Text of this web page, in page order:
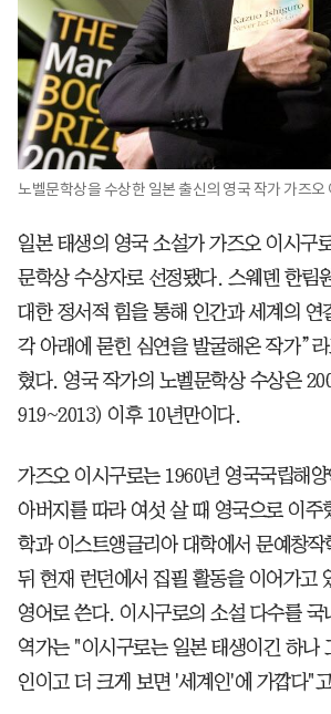
노벨문학상을 수상한 일본 출신의 영국 작가 가즈오
일본 태생의 영국 소설가 가즈오 이시구
문학상 수상자로 선정됐다. 스웨덴 한림
대한 정서적 힘을 통해 인간과 세계의 연
각 아래에 묻힌 심연을 발굴해온 작가”
혔다. 영국 작가의 노벨문학상 수상은
919~2013) 이후 10년만이다.
가즈오 이시구로는 1960년 영국국립해
아버지를 따라 여섯 살 때 영국으로 이주
학과 이스트앵글리아 대학에서 문예창작
뒤 현재 런던에서 집필 활동을 이어가고
영어로 쓴다. 이시구로의 소설 다수를 국
역가는 "이시구로는 일본 태생이긴 하나
인이고 더 크게 보면 '세계인'에 가깝다"